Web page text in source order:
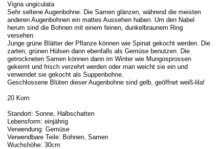
Vigna ungiculata
Sehr seltene Augenbohne. Die Samen glänzen, während die meisten
anderen Augenbohnen ein mattes Aussehen haben. Um den Nabel
herum sind die Bohnen mit einem feinen, dunkelbraunem Ring
versehen.
Junge grüne Blätter der Pflanze können wie Spinat gekocht werden. Die
zarten, grünen Hülsen dann ebenfalls als Gemüse benutzen. Die
getrockneten Samen können dann im Winter wie Mungosprossen
gekeimt und frisch verzehrt werden oder man weicht sie ein und
verwendet sie gekocht als Suppenbohne.
Geschlossene Blüten dieser Augenbohne sind gelb, geöffnet weiß-lila!
20 Korn
Standort: Sonne, Halbschatten
Lebensform: einjährig
Verwendung: Gemüse
Verwendbare Teile: Bohnen, Samen
Wuchshöhe: 30cm